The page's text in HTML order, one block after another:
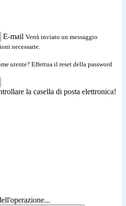
E-mail Verrà inviato un messaggio
necessarie.
utente? Effettua il reset della password
la casella di posta elettronica!